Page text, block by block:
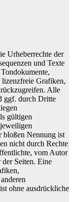
Urheberrechte der
und Texte
lizenzfreie Grafiken,
Alle
ggf. durch Dritte
gültigen
bloßen Nennung ist
nicht durch Rechte
vom Autor
Seiten. Eine
ohne ausdrückliche